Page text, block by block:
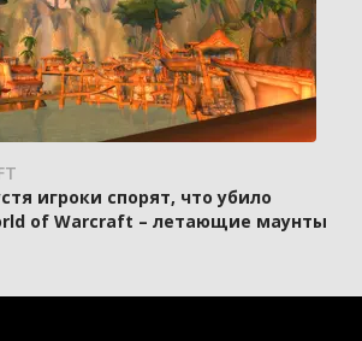
игроки спорят, что убило
of Warcraft – летающие маунты